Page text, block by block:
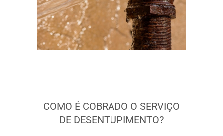
COMO É COBRADO O SERVIÇO
DE DESENTUPIMENTO?